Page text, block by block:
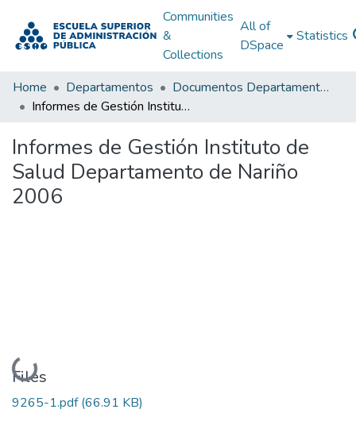
Communities
&
Collections
All of
DSpace
Statistics
Home Departamentos
Documentos Departamentales
Informes de Gestión Instituto de Salud Departamento de Nariño 2006
Informes de Gestión Instituto de
Salud Departamento de Nariño
2006
Loading...
Files
9265-1.pdf(66.91 KB)